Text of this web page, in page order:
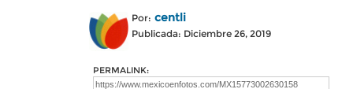
Por: centli
Publicada: Diciembre 26, 2019
PERMALINK: